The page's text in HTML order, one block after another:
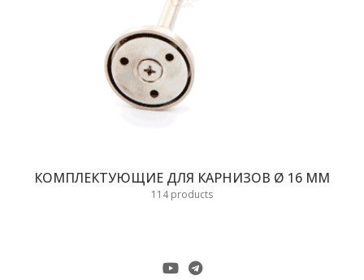
КОМПЛЕКТУЮЩИЕ ДЛЯ КАРНИЗОВ Ø 16 ММ
114 products